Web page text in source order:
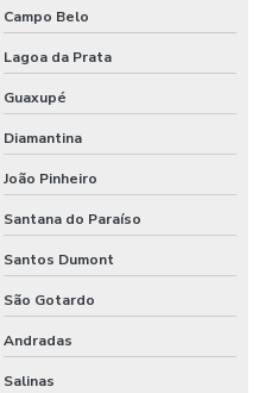
Campo Belo
Lagoa da Prata
Guaxupé
Diamantina
João Pinheiro
Santana do Paraíso
Santos Dumont
São Gotardo
Andradas
Salinas